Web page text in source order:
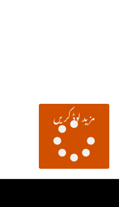
مزید لوڈ کریں